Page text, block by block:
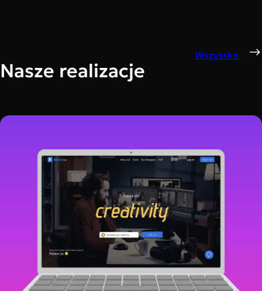
Nasze realizacje
Wszystko